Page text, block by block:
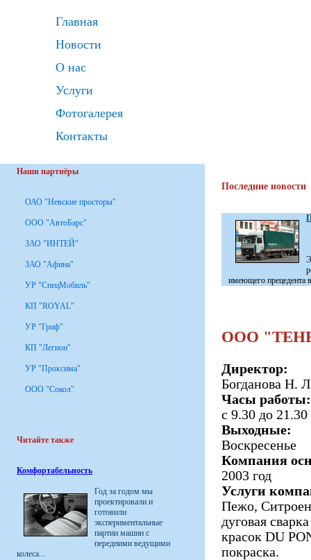
Главная
Новости
О нас
Услуги
Фотогалерея
Контакты
Наши партнёры
ОАО "Невские просторы"
ООО "АвтоБарс"
ЗАО "ИНТЕЙ"
ЗАО "Афина"
УР "СпецМобиль"
КП "ROYAL"
УР "Гриф"
КП "Легион"
УР "Проксима"
ООО "Сокол"
Читайте также
Комфортабельность
Год за годом мы
проектировали и
готовили
экспериментальные
партии машин с
передними ведущими
колеса...
Последние новости
имеющего прецедента
ООО
Директор:
Богданова Н.
Часы работы:
с 9.30 до 21.30
Выходные:
Воскресенье
Компания
2003 год
Услуги
Пежо, Ситроен
дуговая
красок DU
покраска.